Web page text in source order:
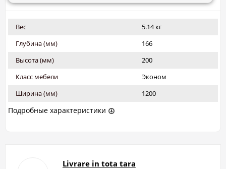
Вес
5.14 кг
Глубина (мм)
166
Высота (мм)
200
Класс мебели
Эконом
Ширина (мм)
1200
Подробные характеристики
Livrare in tota tara